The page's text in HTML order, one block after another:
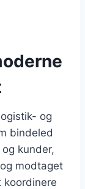
og
bindeled
kunder,
modtaget
koordinere